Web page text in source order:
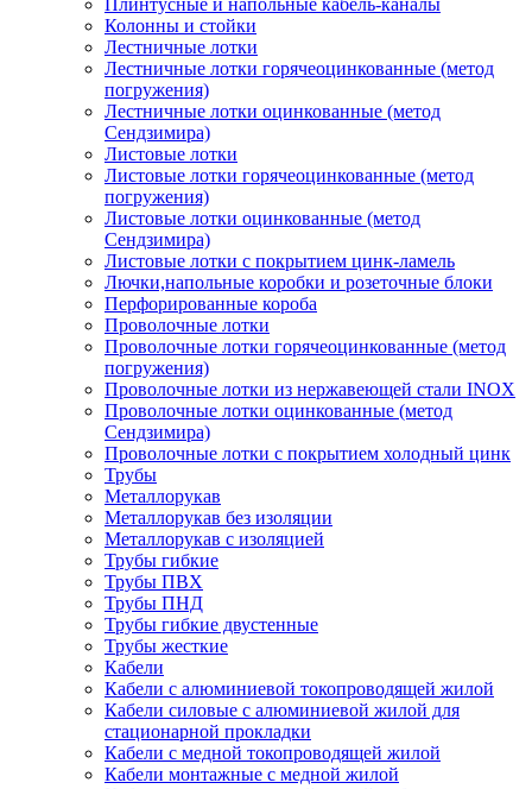
Плинтусные и напольные кабель-каналы
Колонны и стойки
Лестничные лотки
Лестничные лотки горячеоцинкованные (метод
погружения)
Лестничные лотки оцинкованные (метод
Сендзимира)
Листовые лотки
Листовые лотки горячеоцинкованные (метод
погружения)
Листовые лотки оцинкованные (метод
Сендзимира)
Листовые лотки с покрытием цинк-ламель
Лючки,напольные коробки и розеточные блоки
Перфорированные короба
Проволочные лотки
Проволочные лотки горячеоцинкованные (метод
погружения)
Проволочные лотки из нержавеющей стали INOX
Проволочные лотки оцинкованные (метод
Сендзимира)
Проволочные лотки с покрытием холодный цинк
Трубы
Металлорукав
Металлорукав без изоляции
Металлорукав с изоляцией
Трубы гибкие
Трубы ПВХ
Трубы ПНД
Трубы гибкие двустенные
Трубы жесткие
Кабели
Кабели с алюминиевой токопроводящей жилой
Кабели силовые с алюминиевой жилой для
стационарной прокладки
Кабели с медной токопроводящей жилой
Кабели монтажные с медной жилой